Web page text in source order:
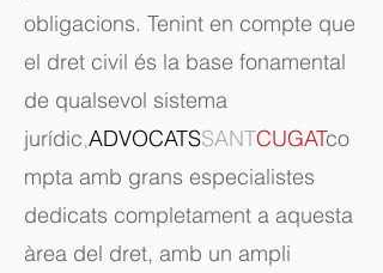
obligacions. Tenint en compte que
el dret civil és la base fonamental
de qualsevol sistema
jurídic,ADVOCATSSANTCUGATco
mpta amb grans especialistes
dedicats completament a aquesta
àrea del dret, amb un ampli